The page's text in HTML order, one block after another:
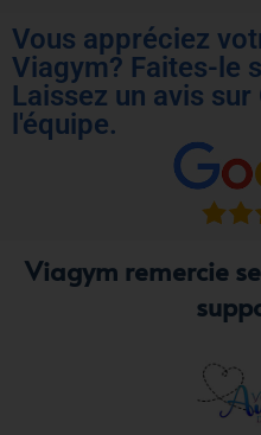
Vous appréciez
Viagym? Faites-le
Laissez un avis
l'équipe.
Viagym remercie